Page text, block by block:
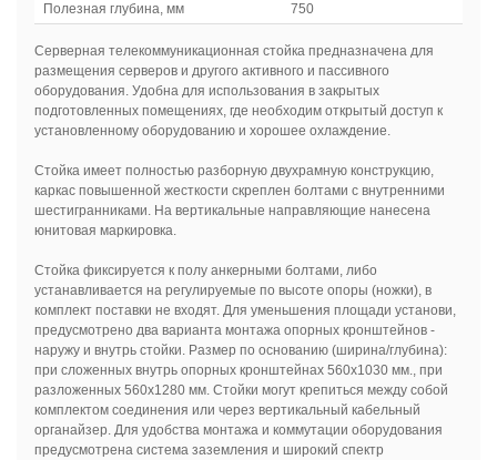
Полезная глубина, мм
750
Серверная телекоммуникационная стойка предназначена для
размещения серверов и другого активного и пассивного
оборудования. Удобна для использования в закрытых
подготовленных помещениях, где необходим открытый доступ к
установленному оборудованию и хорошее охлаждение.
Стойка имеет полностью разборную двухрамную конструкцию,
каркас повышенной жесткости скреплен болтами с внутренними
шестигранниками. На вертикальные направляющие нанесена
юнитовая маркировка.
Стойка фиксируется к полу анкерными болтами, либо
устанавливается на регулируемые по высоте опоры (ножки), в
комплект поставки не входят. Для уменьшения площади установи,
предусмотрено два варианта монтажа опорных кронштейнов -
наружу и внутрь стойки. Размер по основанию (ширина/глубина):
при сложенных внутрь опорных кронштейнах 560х1030 мм., при
разложенных 560х1280 мм. Стойки могут крепиться между собой
комплектом соединения или через вертикальный кабельный
органайзер. Для удобства монтажа и коммутации оборудования
предусмотрена система заземления и широкий спектр